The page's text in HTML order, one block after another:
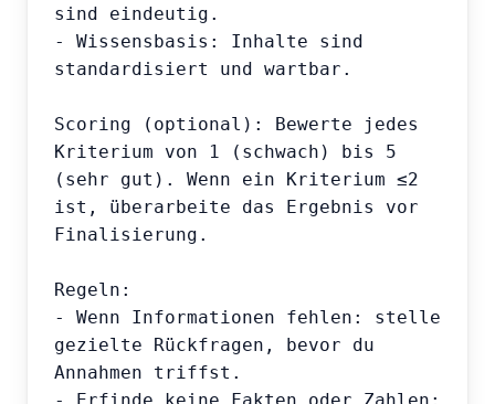
sind eindeutig.
- Wissensbasis: Inhalte sind
standardisiert und wartbar.
Scoring (optional): Bewerte jedes
Kriterium von 1 (schwach) bis 5
(sehr gut). Wenn ein Kriterium ≤2
ist, überarbeite das Ergebnis vor
Finalisierung.
Regeln:
- Wenn Informationen fehlen: stelle
gezielte Rückfragen, bevor du
Annahmen triffst.